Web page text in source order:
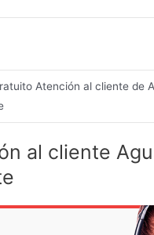
Atención al cliente de
al cliente